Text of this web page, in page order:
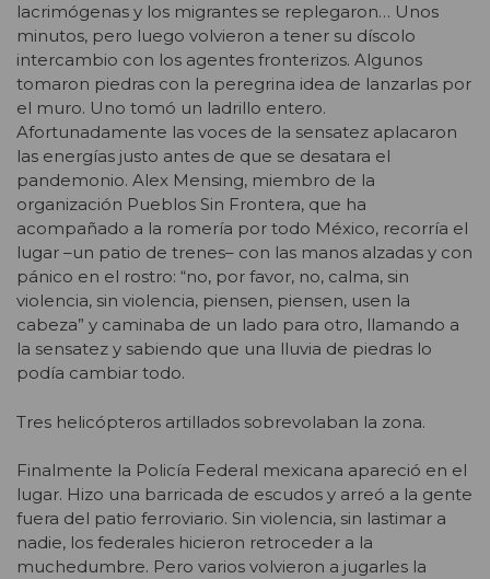
lacrimógenas y los migrantes se replegaron… Unos
minutos, pero luego volvieron a tener su díscolo
intercambio con los agentes fronterizos. Algunos
tomaron piedras con la peregrina idea de lanzarlas por
el muro. Uno tomó un ladrillo entero.
Afortunadamente las voces de la sensatez aplacaron
las energías justo antes de que se desatara el
pandemonio. Alex Mensing, miembro de la
organización Pueblos Sin Frontera, que ha
acompañado a la romería por todo México, recorría el
lugar –un patio de trenes– con las manos alzadas y con
pánico en el rostro: “no, por favor, no, calma, sin
violencia, sin violencia, piensen, piensen, usen la
cabeza” y caminaba de un lado para otro, llamando a
la sensatez y sabiendo que una lluvia de piedras lo
podía cambiar todo.
Tres helicópteros artillados sobrevolaban la zona.
Finalmente la Policía Federal mexicana apareció en el
lugar. Hizo una barricada de escudos y arreó a la gente
fuera del patio ferroviario. Sin violencia, sin lastimar a
nadie, los federales hicieron retroceder a la
muchedumbre. Pero varios volvieron a jugarles la